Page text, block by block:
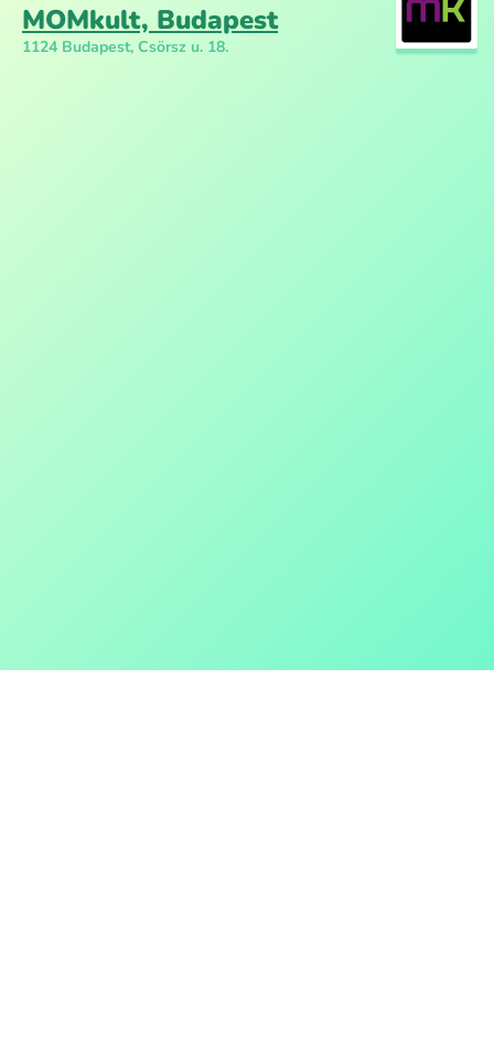
MOMkult, Budapest
1124 Budapest, Csörsz u. 18.